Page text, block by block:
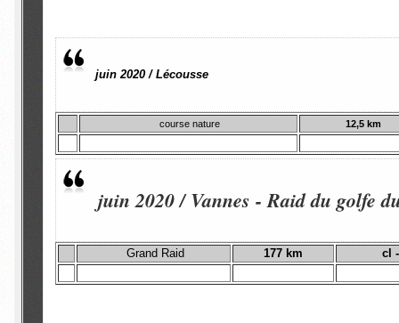
juin 2020 / Lécousse
course nature 12,5 km
juin 2020 / Vannes - Raid du golfe
Grand Raid 177 km cl